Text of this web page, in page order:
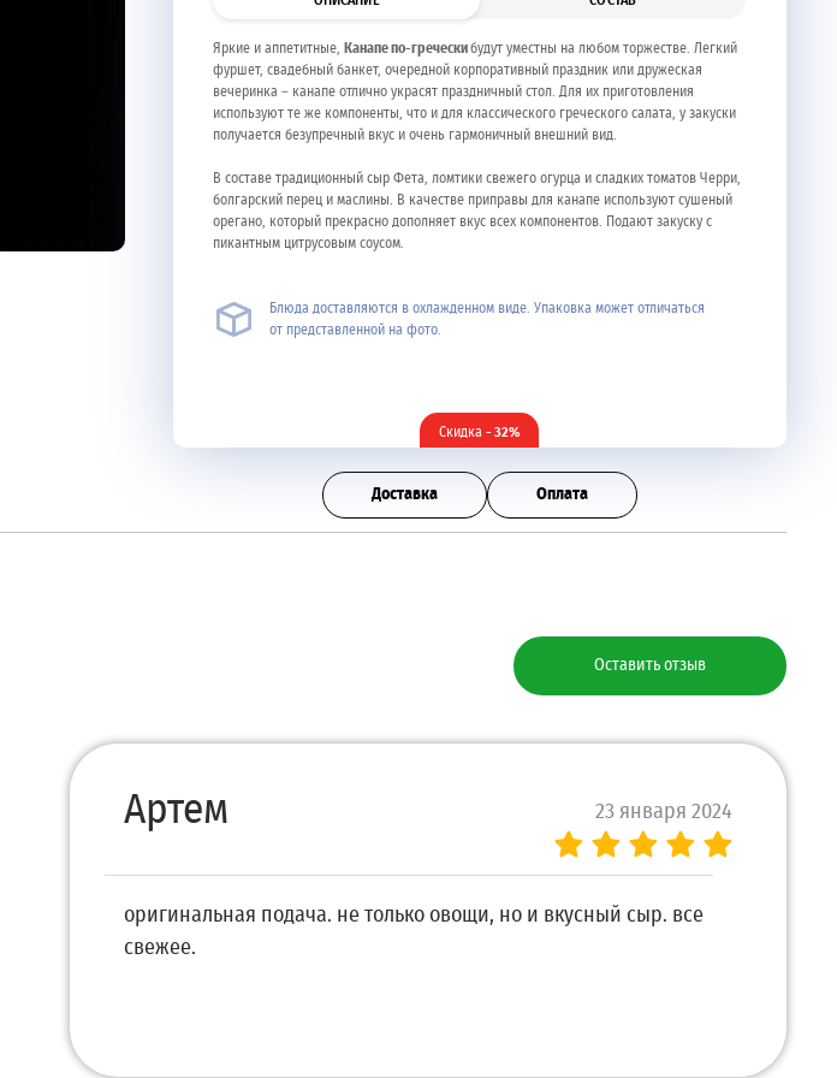
Яркие и аппетитные, Канапе по-греческибудут уместны на любом торжестве. Легкий
фуршет, свадебный банкет, очередной корпоративный праздник или дружеская
вечеринка – канапе отлично украсят праздничный стол. Для их приготовления
используют те же компоненты, что и для классического греческого салата, у закуски
получается безупречный вкус и очень гармоничный внешний вид.
В составе традиционный сыр Фета, ломтики свежего огурца и сладких томатов Черри,
болгарский перец и маслины. В качестве приправы для канапе используют сушеный
орегано, который прекрасно дополняет вкус всех компонентов. Подают закуску с
пикантным цитрусовым соусом.
Блюда доставляются в охлажденном виде. Упаковка может отличаться
от представленной на фото.
Скидка- 32%
Доставка Оплата
Оставить отзыв
Артем 23 января 2024
оригинальная подача. не только овощи, но и вкусный сыр. все
свежее.